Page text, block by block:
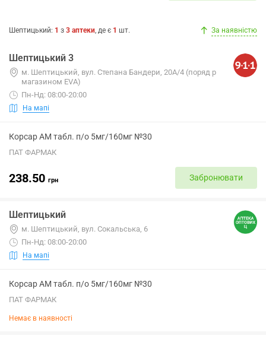
Шептицький: 1 з 3 аптеки, де є 1 шт. За наявністю
Шептицький 3
м. Шептицький, вул. Степана Бандери, 20А/4 (поряд p
магазином EVA)
Пн-Нд: 08:00-20:00
На мапі
Корсар АМ табл. п/о 5мг/160мг №30
ПАТ ФАРМАК
238.50 грн Забронювати
Шептицький
м. Шептицький, вул. Сокальська, 6
Пн-Нд: 08:00-20:00
На мапі
Корсар АМ табл. п/о 5мг/160мг №30
ПАТ ФАРМАК
Немає в наявності